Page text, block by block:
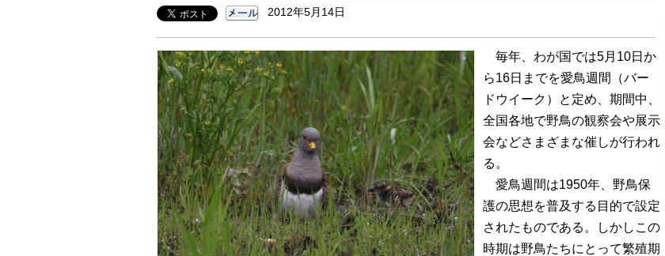
2012年5月14日
毎年、わが国では5月10日か
ら16日までを愛鳥週間（バー
ドウイーク）と定め、期間中、
全国各地で野鳥の観察会や展示
会などさまざまな催しが行われ
る。
愛鳥週間は1950年、野鳥保
護の思想を普及する目的で設定
されたものである。しかしこの
時期は野鳥たちにとって繁殖期